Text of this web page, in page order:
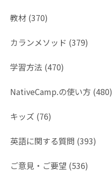
教材 (370)
カランメソッド (379)
学習方法 (470)
NativeCamp.の使い方 (480)
キッズ (76)
英語に関する質問 (393)
ご意見・ご要望 (536)